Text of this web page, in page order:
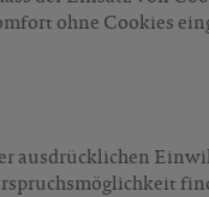
ohne Cookies
ausdrücklichen